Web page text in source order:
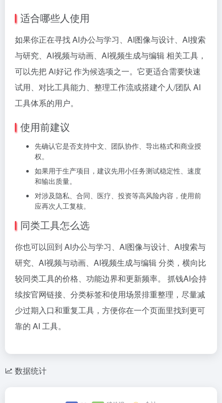
适合哪些人使用
如果你正在寻找 AI办公与学习、AI图像与设计、AI搜索
与研究、AI视频与动画、AI视频生成与编辑 相关工具，
可以先把 Ai好记 作为候选项之一。它更适合需要快速
试用、对比工具能力、整理工作流或搭建个人/团队 AI
工具体系的用户。
使用前建议
先确认它是否支持中文、团队协作、导出格式和商业授
权。
如果用于生产项目，建议先用小任务测试稳定性、速度
和输出质量。
对涉及隐私、合同、医疗、投资等高风险内容，使用前
应再次人工复核。
同类工具怎么选
你也可以回到 AI办公与学习、AI图像与设计、AI搜索与
研究、AI视频与动画、AI视频生成与编辑 分类，横向比
较同类工具的价格、功能边界和更新频率。 抓钱AI会持
续按官网链接、分类标签和使用场景排重整理，尽量减
少过期入口和重复工具，方便你在一个页面里找到更可
靠的 AI 工具。
数据统计